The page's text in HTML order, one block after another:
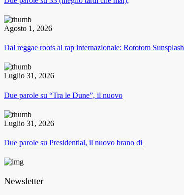
Agosto 1, 2026
Dal reggae roots al rap internazionale: Rototom Sunsplash
Luglio 31, 2026
Due parole su “Tra le Dune”, il nuovo
Luglio 31, 2026
Due parole su Presidential, il nuovo brano di
Newsletter